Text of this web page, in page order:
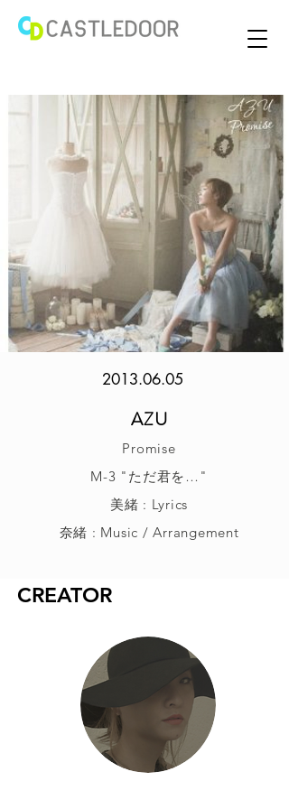
2013.06.05
AZU
Promise
M-3 "ただ君を…"
美緒 : Lyrics
奈緒 : Music / Arrangement
CREATOR